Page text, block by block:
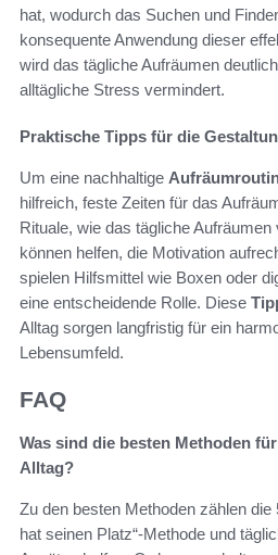
hat, wodurch das Suchen und
konsequente Anwendung dieser
wird das tägliche Aufräumen
alltägliche Stress vermindert.
Praktische Tipps für die
Um eine nachhaltige
hilfreich, feste Zeiten für das
Rituale, wie das tägliche
können helfen, die Motivation
spielen Hilfsmittel wie Boxen oder
eine entscheidende Rolle. Diese
Alltag sorgen langfristig für ein
Lebensumfeld.
FAQ
Was sind die besten Methoden
Alltag?
Zu den besten Methoden zählen die
hat seinen Platz“-Methode und